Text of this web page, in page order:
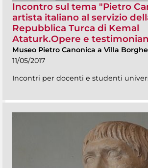
Incontro sul tema "Pietro
artista italiano al servizio
Repubblica Turca di Kemal
Ataturk.Opere e
Museo Pietro Canonica a Villa
11/05/2017
Incontri per docenti e studenti